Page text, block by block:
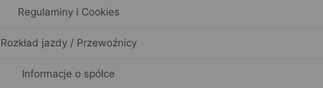
Regulaminy i Cookies
Rozkład jazdy / Przewoźnicy
Informacje o spółce